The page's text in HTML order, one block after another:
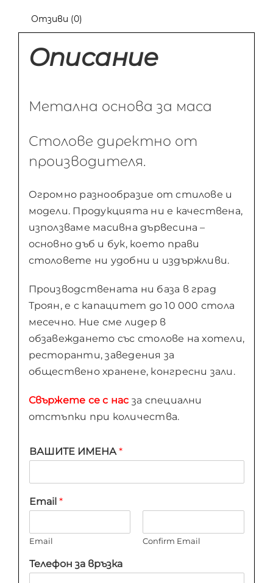
Отзиви (0)
Описание
Метална основа за маса
Столове директно от
производителя.
Огромно разнообразие от стилове и
модели. Продукцията ни е качествена,
използваме масивна дървесина –
основно дъб и бук, което прави
столовете ни удобни и издържливи.
Производствената ни база в град
Троян, е с капацитет до 10 000 стола
месечно. Ние сме лидер в
обзавеждането със столове на хотели,
ресторанти, заведения за
обществено хранене, конгресни зали.
Свържете се с нас за специални
отстъпки при количества.
ВАШИТЕ ИМЕНА*
Email *
Email Confirm Email
Телефон за връзка